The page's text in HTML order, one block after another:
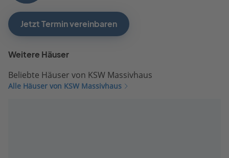
Jetzt Termin vereinbaren
Weitere Häuser
Beliebte Häuser von KSW Massivhaus
Alle Häuser von KSW Massivhaus